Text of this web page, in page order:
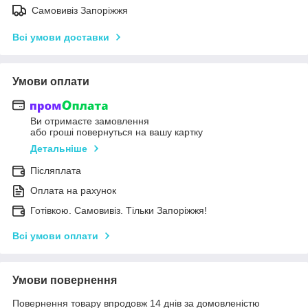
Самовивіз Запоріжжя
Всі умови доставки
Умови оплати
Ви отримаєте замовлення
або гроші повернуться на вашу картку
Детальніше
Післяплата
Оплата на рахунок
Готівкою. Самовивіз. Тільки Запоріжжя!
Всі умови оплати
Умови повернення
Повернення товару впродовж 14 днів за домовленістю